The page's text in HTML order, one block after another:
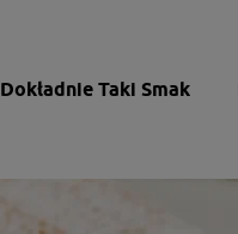
Dokładnie Taki Smak